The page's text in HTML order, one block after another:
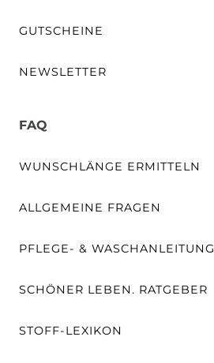
GUTSCHEINE
NEWSLETTER
FAQ
WUNSCHLÄNGE ERMITTELN
ALLGEMEINE FRAGEN
PFLEGE- & WASCHANLEITUNG
SCHÖNER LEBEN. RATGEBER
STOFF-LEXIKON